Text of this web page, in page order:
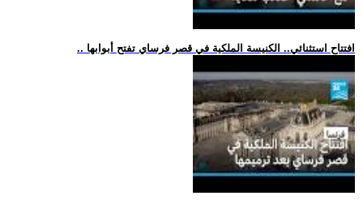
.. افتتاح استثنائي.. الكنيسة الملكية في قصر فرساي تفتح أبوابها